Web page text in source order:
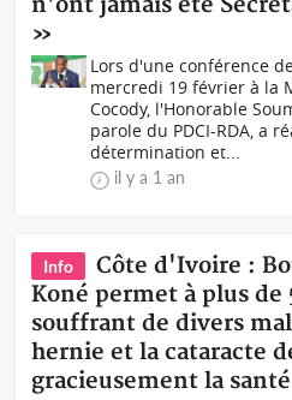
»
Lors d'une conférence
mercredi 19 février à la
Cocody, l'Honorable
parole du PDCI-RDA, a
détermination et...
il y a 1 an
Info
Côte d'Ivoire :
Koné permet à plus de
souffrant de divers
hernie et la cataracte
gracieusement la santé